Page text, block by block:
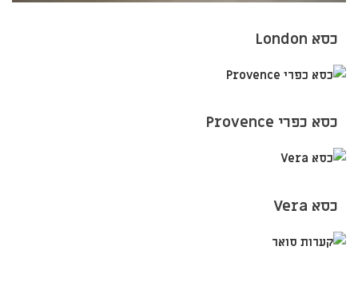
כסא London
כסא כפרי Provence
כסא Vera